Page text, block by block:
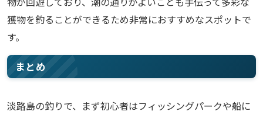
獲物を釣ることができるため非常におすすめなスポットで
す。
まとめ
淡路島の釣りで、まず初心者はフィッシングパークや船に